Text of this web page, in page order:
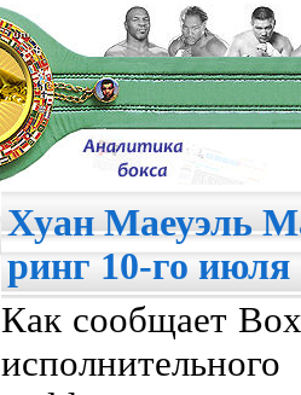
Хуан Маеуэль
ринг 10-го июля
Как сообщает